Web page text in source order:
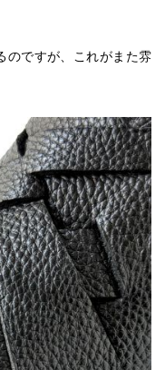
のですが、これがまた雰